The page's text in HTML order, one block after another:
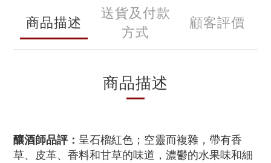
商品描述
送貨及付款
方式
顧客評價
商品描述
釀酒師品評： 呈石榴紅色；空靈而複雜，帶有香
草、皮革、香料和甘草的味道，濃鬱的水果味和細